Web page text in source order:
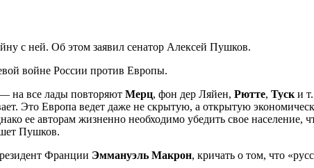
с ней. Об этом заявил сенатор Алексей Пушков.
войне России против Европы.
на все лады повторяют Мерц, фон дер Ляйен, Рютте, Туск и
Это Европа ведет даже не скрытую, а открытую
авторам жизненно необходимо убедить свое население,
Пушков.
Франции Эммануэль Макрон, кричать о том, что